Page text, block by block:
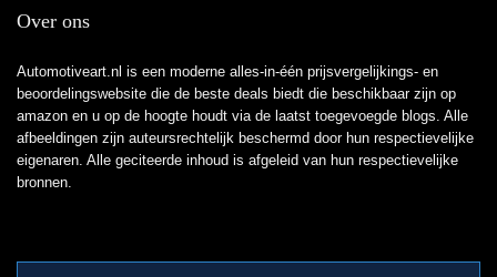
Over ons
Automotiveart.nl is een moderne alles-in-één prijsvergelijkings- en
beoordelingswebsite die de beste deals biedt die beschikbaar zijn op
amazon en u op de hoogte houdt via de laatst toegevoegde blogs. Alle
afbeeldingen zijn auteursrechtelijk beschermd door hun respectievelijke
eigenaren. Alle geciteerde inhoud is afgeleid van hun respectievelijke
bronnen.